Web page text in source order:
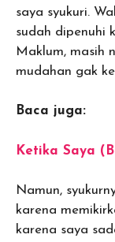
saya syukuri.
sudah dipenuhi
Maklum, masih
mudahan gak
Baca juga:
Ketika Saya
Namun,
karena
karena saya